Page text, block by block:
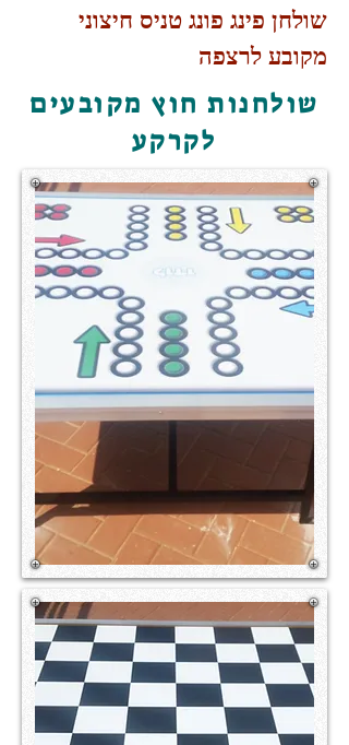
שולחן פינג פונג טניס חיצוני
מקובע לרצפה
שולחנות חוץ מקובעים
לקרקע